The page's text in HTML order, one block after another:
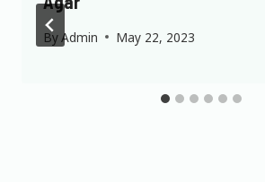
ByAdmin May 22, 2023